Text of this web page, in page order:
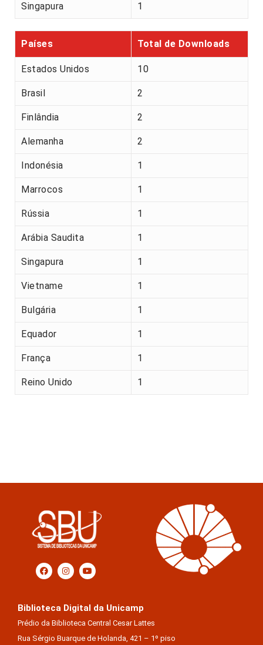
Singapura 1
Países Total de Downloads
Estados Unidos 10
Brasil 2
Finlândia 2
Alemanha 2
Indonésia 1
Marrocos 1
Rússia 1
Arábia Saudita 1
Singapura 1
Vietname 1
Bulgária 1
Equador 1
França 1
Reino Unido 1
Biblioteca Digital da Unicamp
Prédio da Biblioteca Central Cesar Lattes
Rua Sérgio Buarque de Holanda, 421 – 1º piso